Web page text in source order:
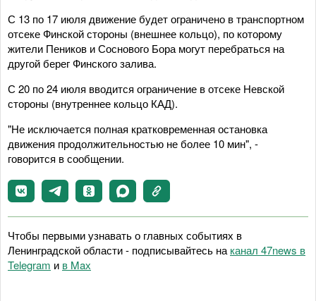
С 13 по 17 июля движение будет ограничено в транспортном
отсеке Финской стороны (внешнее кольцо), по которому
жители Пеников и Соснового Бора могут перебраться на
другой берег Финского залива.
С 20 по 24 июля вводится ограничение в отсеке Невской
стороны (внутреннее кольцо КАД).
"Не исключается полная кратковременная остановка
движения продолжительностью не более 10 мин", -
говорится в сообщении.
Чтобы первыми узнавать о главных событиях в
Ленинградской области - подписывайтесь на канал 47news в
Telegram и в Maх